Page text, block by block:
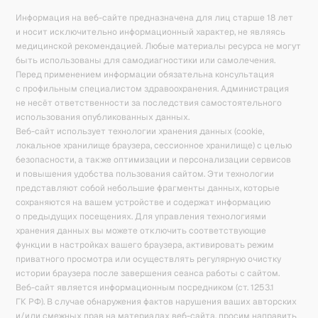
Информация на веб-сайте предназначена для лиц старше 18 лет
и носит исключительно информационный характер, не являясь
медицинской рекомендацией. Любые материалы ресурса не могут
быть использованы для самодиагностики или самолечения.
Перед применением информации обязательна консультация
с профильным специалистом здравоохранения. Администрация
не несёт ответственности за последствия самостоятельного
использования опубликованных данных.
Веб-сайт использует технологии хранения данных (cookie,
локальное хранилище браузера, сессионное хранилище) с целью
безопасности, а также оптимизации и персонализации сервисов
и повышения удобства пользования сайтом. Эти технологии
представляют собой небольшие фрагменты данных, которые
сохраняются на вашем устройстве и содержат информацию
о предыдущих посещениях. Для управления технологиями
хранения данных вы можете отключить соответствующие
функции в настройках вашего браузера, активировать режим
приватного просмотра или осуществлять регулярную очистку
истории браузера после завершения сеанса работы с сайтом.
Веб-сайт является информационным посредником (ст. 1253.1
ГК РФ). В случае обнаружения фактов нарушения ваших авторских